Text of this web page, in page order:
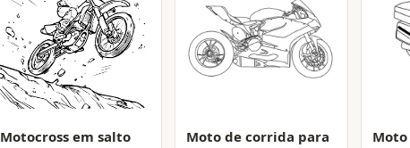
Motocross em salto
Moto de corrida para